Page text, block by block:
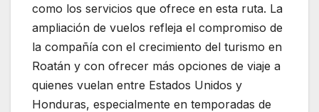
como los servicios que ofrece en esta ruta. La
ampliación de vuelos refleja el compromiso de
la compañía con el crecimiento del turismo en
Roatán y con ofrecer más opciones de viaje a
quienes vuelan entre Estados Unidos y
Honduras, especialmente en temporadas de